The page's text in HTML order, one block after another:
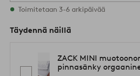
Varastossa
Toimitetaan 3-6 arkipäivää
Täydennä näillä
ZACK MINI
pinnasänky